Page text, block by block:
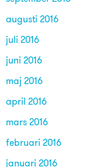
augusti 2016
juli 2016
juni 2016
maj 2016
april 2016
mars 2016
februari 2016
januari 2016